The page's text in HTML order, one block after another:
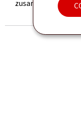
zusammen, um